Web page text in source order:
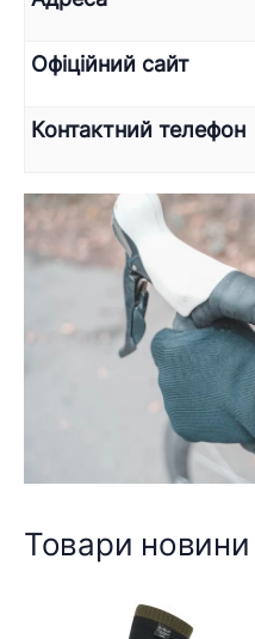
Офіційний сайт
Контактний телефон
Товари новини